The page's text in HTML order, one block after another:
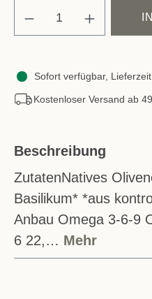
Produkt Anzahl:
Sofort verfügbar,
Kostenloser Versand ab
Beschreibung
ZutatenNatives
Basilikum* *aus
Anbau Omega 3-6-9
6 22,… Mehr